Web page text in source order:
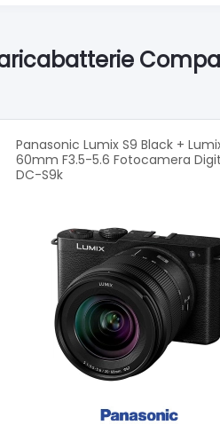
Panasonic Lumix S9 Black +
60mm F3.5-5.6 Fotocamera
DC-S9k